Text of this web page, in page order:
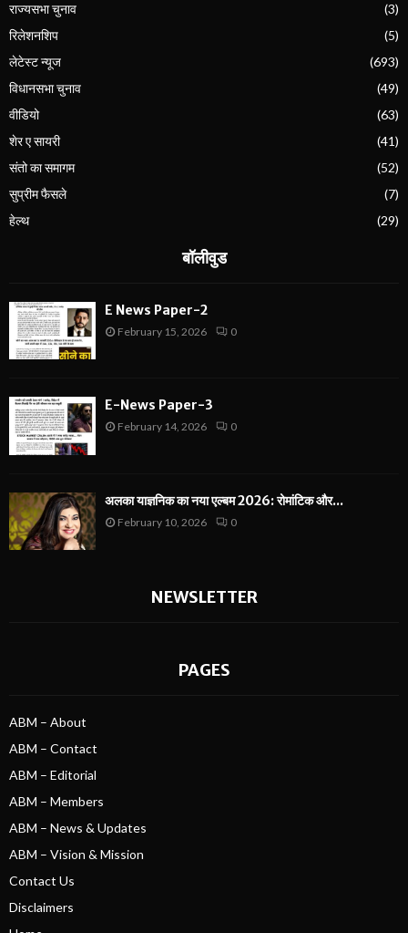
राज्यसभा चुनाव
(3)
रिलेशनशिप
(5)
लेटेस्ट न्यूज
(693)
विधानसभा चुनाव
(49)
वीडियो
(63)
शेर ए सायरी
(41)
संतो का समागम
(52)
सुप्रीम फैसले
(7)
हेल्थ
(29)
बॉलीवुड
E News Paper-2
February 15, 2026 0
E-News Paper-3
February 14, 2026 0
अलका याज्ञनिक का नया एल्बम 2026: रोमांटिक और...
February 10, 2026 0
NEWSLETTER
PAGES
ABM – About
ABM – Contact
ABM – Editorial
ABM – Members
ABM – News & Updates
ABM – Vision & Mission
Contact Us
Disclaimers